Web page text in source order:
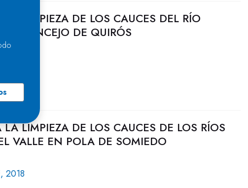
LA LIMPIEZA DE LOS CAUCES DEL RÍO
EL CONCEJO DE QUIRÓS
LIMPIEZA DE LOS CAUCES DE LOS RÍOS
VALLE EN POLA DE SOMIEDO
2018